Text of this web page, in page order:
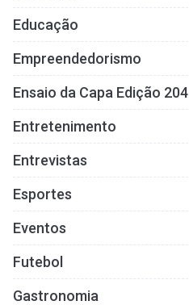
Educação
Empreendedorismo
Ensaio da Capa Edição 204
Entretenimento
Entrevistas
Esportes
Eventos
Futebol
Gastronomia